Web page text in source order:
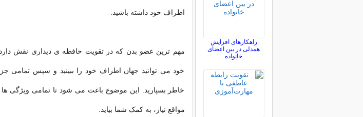
اطراف خود داشته باشید.
مهم ترین عضو بدن که در تقویت حافظه ی دیداری نقش
خود می توانید جهان اطراف خود را ببینید و سپس تمامی
خاطر بسپارید. این موضوع باعث می شود تا تمامی ویژگی
مواقع نیاز، به کمک شما بیاید.
راهکارهای افزایش
همدلی در بین اعضای
خانواده